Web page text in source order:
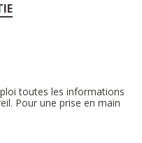
toutes les informations
Pour une prise en main